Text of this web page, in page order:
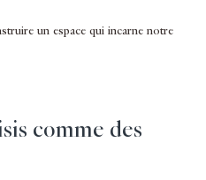
un espace qui incarne notre
comme des